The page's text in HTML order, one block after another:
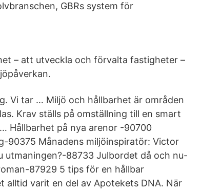
GBRs system för
– att utveckla och förvalta fastigheter –
Vi tar … Miljö och hållbarhet är områden
Krav ställs på omställning till en smart
Hållbarhet på nya arenor -90700
90375 Månadens miljöinspiratör: Victor
88733 Julbordet då och nu-
87929 5 tips för en hållbar
alltid varit en del av Apotekets DNA. När